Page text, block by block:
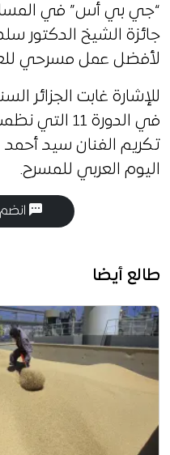
“جي بي أس” في المسار
جائزة الشيخ الدكتور
لأفضل عمل مسرحي للعام
للإشارة غابت الجزائر
في الدورة
تكريم الفنان سيد
اليوم العربي للمسرح.
طالع أيضا